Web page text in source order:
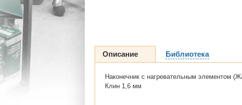
Описание Библиотека
Наконечник с нагревательным элементом
Клин 1,6 мм